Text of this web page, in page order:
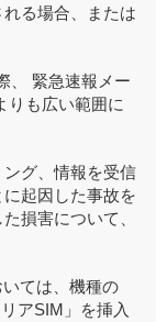
る場合、または
、 緊急速報メー
りも広い範囲に
グ、情報を受信
起因した事故を
損害について、
ては、機種の
アSIM」を挿入